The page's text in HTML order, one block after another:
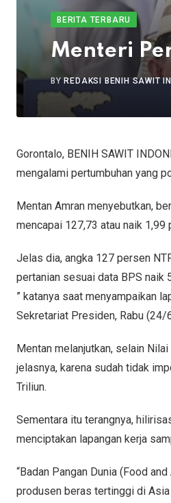
BERITA TERBARU
Menteri
BY REDAKSI BENIH SAWIT
Gorontalo, BENIH SAWIT
mengalami pertumbuhan yang
Mentan Amran menyebutkan,
mencapai 127,73 atau naik
Jelas dia, angka 127 persen
pertanian sesuai data BPS naik
” katanya saat menyampaikan
Sekretariat Presiden, Rabu (24/
Mentan melanjutkan, selain
jelasnya, karena sudah tidak
Triliun.
Sementara itu terangnya,
menciptakan lapangan kerja
“Badan Pangan Dunia (Food
produsen beras tertinggi di